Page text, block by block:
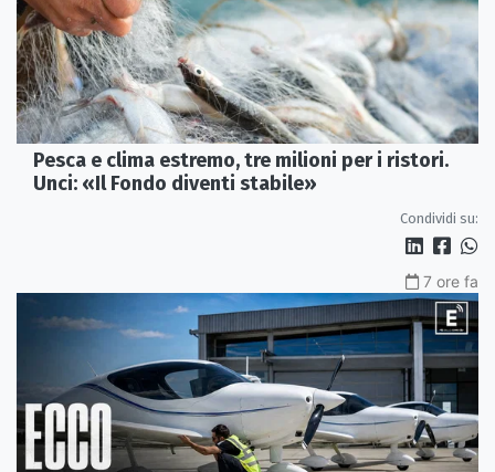
Pesca e clima estremo, tre milioni per i ristori.
Unci: «Il Fondo diventi stabile»
Condividi su:
7 ore fa